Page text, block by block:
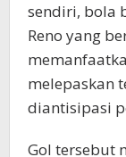
sendiri, bola
Reno yang
melepaskan
diantisipasi
Gol tersebut